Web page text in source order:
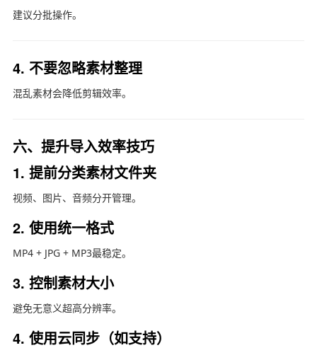
建议分批操作。
4. 不要忽略素材整理
混乱素材会降低剪辑效率。
六、提升导入效率技巧
1. 提前分类素材文件夹
视频、图片、音频分开管理。
2. 使用统一格式
MP4 + JPG + MP3最稳定。
3. 控制素材大小
避免无意义超高分辨率。
4. 使用云同步（如支持）